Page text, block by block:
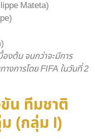
Mateta)
งต้น จนกว่าจะมีการ
งการโดย FIFA ในวันที่ 2
น ทีมชาติ
(กลุ่ม I)